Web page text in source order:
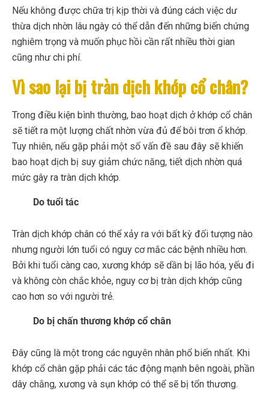
Nếu không được chữa trị kịp thời và đúng cách việc dư
thừa dịch nhờn lâu ngày có thể dẫn đến những biến chứng
nghiêm trọng và muốn phục hồi cần rất nhiều thời gian
cũng như chi phí.
Vì sao lại bị tràn dịch khớp cổ chân?
Trong điều kiện bình thường, bao hoạt dịch ở khớp cổ chân
sẽ tiết ra một lượng chất nhờn vừa đủ để bôi trơn ổ khớp.
Tuy nhiên, nếu gặp phải một số vấn đề sau đây sẽ khiến
bao hoạt dịch bị suy giảm chức năng, tiết dịch nhờn quá
mức gây ra tràn dịch khớp.
Do tuổi tác
Tràn dịch khớp chân có thể xảy ra với bất kỳ đối tượng nào
nhưng người lớn tuổi có nguy cơ mắc các bệnh nhiều hơn.
Bởi khi tuổi càng cao, xương khớp sẽ dần bị lão hóa, yếu đi
và không còn chắc khỏe, nguy cơ bị tràn dịch khớp cũng
cao hơn so với người trẻ.
Do bị chấn thương khớp cổ chân
Đây cũng là một trong các nguyên nhân phổ biến nhất. Khi
khớp cổ chân gặp phải các tác động mạnh bên ngoài, phần
dây chằng, xương và sụn khớp có thể sẽ bị tổn thương.